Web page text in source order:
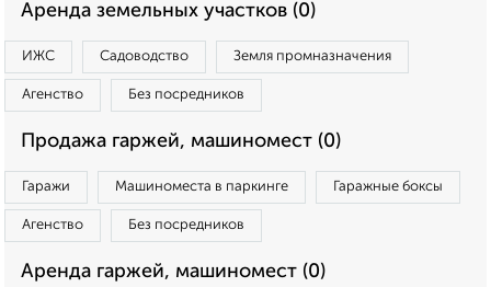
Аренда земельных участков (0)
ИЖС Садоводство Земля промназначения
Агенство Без посредников
Продажа гаржей, машиномест (0)
Гаражи Машиноместа в паркинге Гаражные боксы
Агенство Без посредников
Аренда гаржей, машиномест (0)